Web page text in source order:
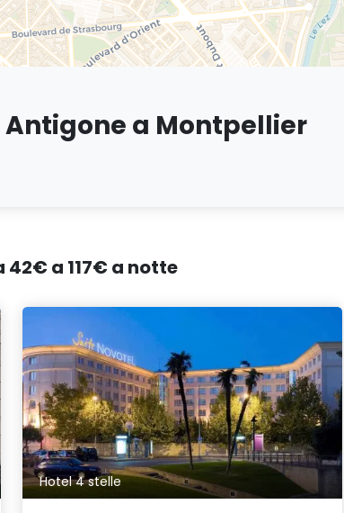
a Montpellier
a 117€ a notte
Hotel 4 stelle